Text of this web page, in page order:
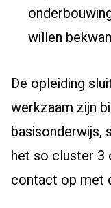
willen
De opleiding
werkzaam zijn
basisonderwijs,
het so cluster 3
contact op met